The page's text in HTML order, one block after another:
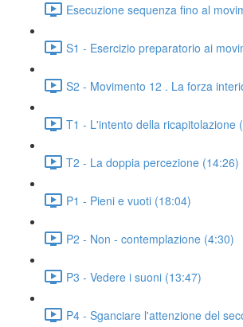
Esecuzione sequenza fino al
S1 - Esercizio preparatorio ai
S2 - Movimento 12 . La forza
T1 - L'intento della ricapitolazione
T2 - La doppia percezione (14:26)
P1 - Pieni e vuoti (18:04)
P2 - Non - contemplazione (4:30)
P3 - Vedere i suoni (13:47)
P4 - Sganciare l'attenzione del